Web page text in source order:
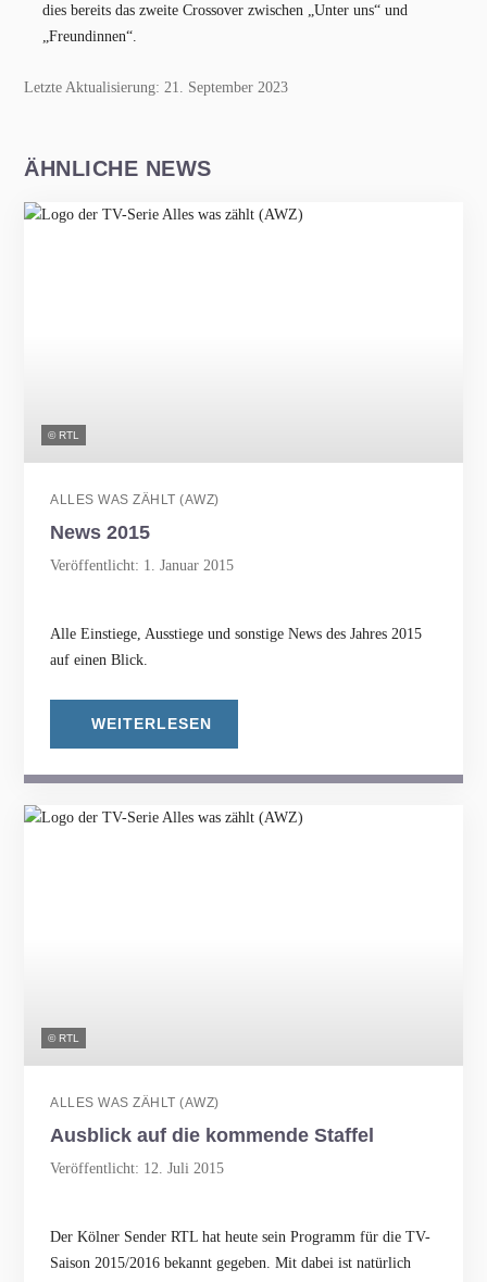
dies bereits das zweite Crossover zwischen „Unter uns“ und
„Freundinnen“.
Letzte Aktualisierung: 21. September 2023
ÄHNLICHE NEWS
© RTL
ALLES WAS ZÄHLT (AWZ)
News 2015
Veröffentlicht: 1. Januar 2015
Alle Einstiege, Ausstiege und sonstige News des Jahres 2015
auf einen Blick.
WEITERLESEN
© RTL
ALLES WAS ZÄHLT (AWZ)
Ausblick auf die kommende Staffel
Veröffentlicht: 12. Juli 2015
Der Kölner Sender RTL hat heute sein Programm für die TV-
Saison 2015/2016 bekannt gegeben. Mit dabei ist natürlich